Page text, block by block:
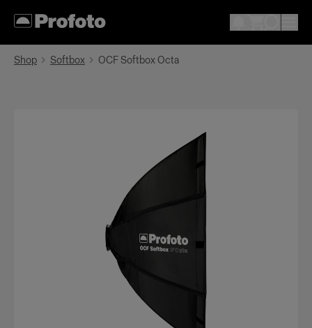
Shop Softbox OCF Softbox Octa